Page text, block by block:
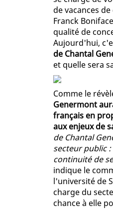
de vacances
Franck
qualité de
Aujourd'hui,
de Chantal
et quelle sera
Comme le
Genermont
français en
aux enjeux de
de Chantal
secteur public
continuité de
indique le
l'université de
charge du
chance à elle